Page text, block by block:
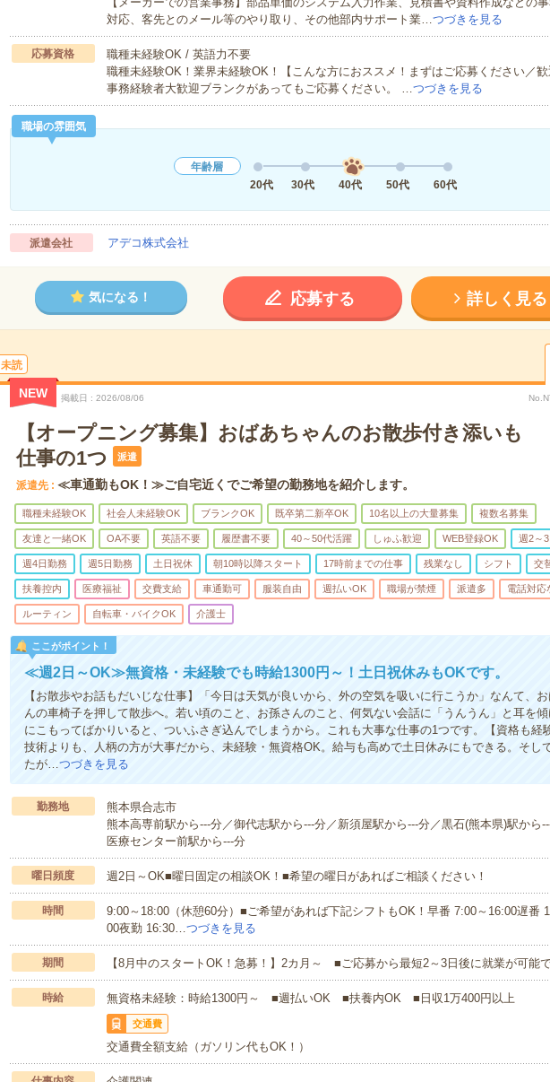
対応、客先とのメール等のやり取り、その他部内サポート業…つづきを見る
応募資格
職種未経験OK / 英語力不要
職種未経験OK！業界未経験OK！【こんな方におススメ！まずはご応募ください／歓
事務経験者大歓迎ブランクがあってもご応募ください。 …つづきを見る
職場の雰囲気
年齢層
20代
30代 40代 50代 60代
派遣会社 アデコ株式会社
気になる！ 応募する 詳しく見る
未読
NEW 掲載日 2026/08/06
【オープニング募集】おばあちゃんのお散歩付き添いも
仕事の1つ
派遣
派遣先 ≪車通勤もOK！≫ご自宅近くでご希望の勤務地を紹介します。
職種未経験OK 社会人未経験OK ブランクOK 既卒第二新卒OK 10名以上の大量募集 複数名募集
友達と一緒OK OA不要 英語不要 履歴書不要 40～50代活躍 しゅふ歓迎 WEB登録OK 週2～
週4日勤務 週5日勤務 土日祝休 朝10時以降スタート 17時前までの仕事 残業なし シフト 交
扶養控内 医療福祉 交費支給 車通勤可 服装自由 週払いOK 職場が禁煙 派遣多 電話対応
ルーティン 自転車・バイクOK 介護士
ここがポイント！
≪週2日～OK≫無資格・未経験でも時給1300円～！土日祝休みもOKです。
【お散歩やお話もだいじな仕事】「今日は天気が良いから、外の空気を吸いに行こうか」なんて、
んの車椅子を押して散歩へ。若い頃のこと、お孫さんのこと、何気ない会話に「うんうん」と耳を
にこもってばかりいると、ついふさぎ込んでしまうから。これも大事な仕事の1つです。【資格も経
技術よりも、人柄の方が大事だから、未経験・無資格OK。給与も高めで土日休みにもできる。そし
たが… つづきを見る
勤務地
熊本県合志市
熊本高専前駅から---分／御代志駅から---分／新須屋駅から---分／黒石(熊本県)駅から
医療センター前駅から---分
曜日頻度 週2日～OK■曜日固定の相談OK！■希望の曜日があればご相談ください！
時間
9:00～18:00（休憩60分）■ご希望があれば下記シフトもOK！早番 7:00～16:00遅番
00夜勤 16:30… つづきを見る
期間 【8月中のスタートOK！急募！】2カ月～ ■ご応募から最短2～3日後に就業が可能で
時給 無資格未経験：時給1300円～ ■週払いOK ■扶養内OK ■日収1万400円以上
交通費
交通費全額支給（ガソリン代もOK！）